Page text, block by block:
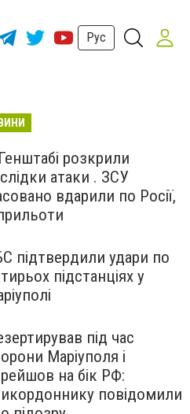
Рус
розкрили
атаки . ЗСУ
вдарили по Росії,
підтвердили удари по
підстанціях у
під час
Маріуполя і
на бік РФ:
повідомили